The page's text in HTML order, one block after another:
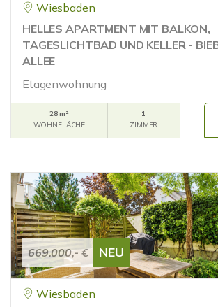
Wiesbaden
HELLES APARTMENT MIT BALKON,
TAGESLICHTBAD UND KELLER -
ALLEE
Etagenwohnung
28 m²
WOHNFLÄCHE
1
ZIMMER
669.000,- € NEU
Wiesbaden